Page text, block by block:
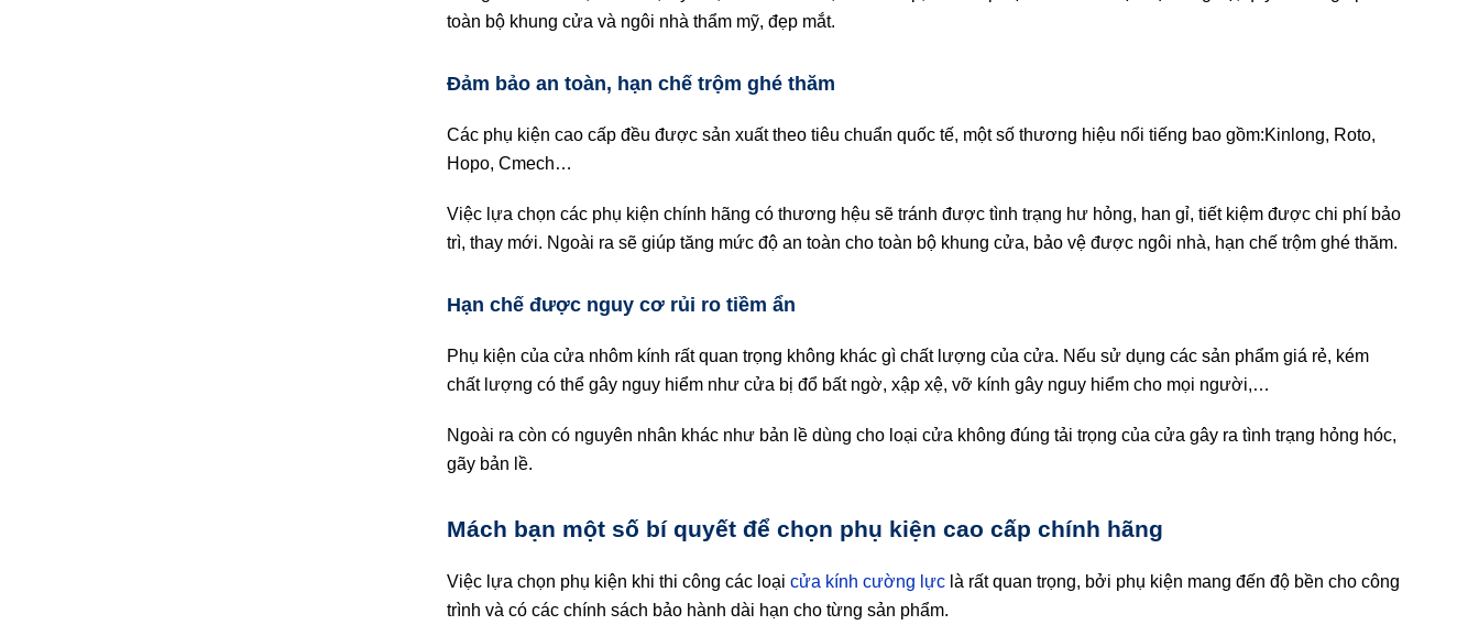
toàn bộ khung cửa và ngôi nhà thẩm mỹ, đẹp mắt.
Đảm bảo an toàn, hạn chế trộm ghé thăm
Các phụ kiện cao cấp đều được sản xuất theo tiêu chuẩn quốc tế, một số thương hiệu nổi tiếng bao gồm:Kinlong, Roto,
Hopo, Cmech…
Việc lựa chọn các phụ kiện chính hãng có thương hệu sẽ tránh được tình trạng hư hỏng, han gỉ, tiết kiệm được chi phí bảo
trì, thay mới. Ngoài ra sẽ giúp tăng mức độ an toàn cho toàn bộ khung cửa, bảo vệ được ngôi nhà, hạn chế trộm ghé thăm.
Hạn chế được nguy cơ rủi ro tiềm ẩn
Phụ kiện của cửa nhôm kính rất quan trọng không khác gì chất lượng của cửa. Nếu sử dụng các sản phẩm giá rẻ, kém
chất lượng có thể gây nguy hiểm như cửa bị đổ bất ngờ, xập xệ, vỡ kính gây nguy hiểm cho mọi người,…
Ngoài ra còn có nguyên nhân khác như bản lề dùng cho loại cửa không đúng tải trọng của cửa gây ra tình trạng hỏng hóc,
gãy bản lề.
Mách bạn một số bí quyết để chọn phụ kiện cao cấp chính hãng
Việc lựa chọn phụ kiện khi thi công các loại cửa kính cường lựclà rất quan trọng, bởi phụ kiện mang đến độ bền cho công
trình và có các chính sách bảo hành dài hạn cho từng sản phẩm.